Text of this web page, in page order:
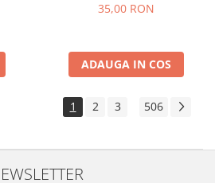
35,00 RON
ADAUGA IN COS
1 2 3 506